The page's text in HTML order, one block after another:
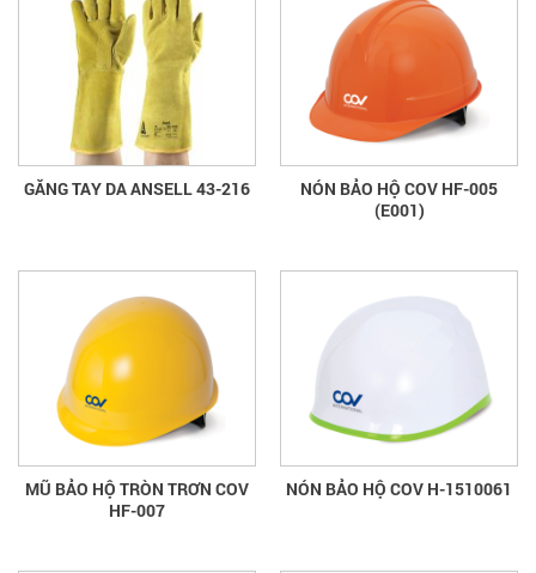
GĂNG TAY DA ANSELL 43-216
NÓN BẢO HỘ COV HF-005
(E001)
MŨ BẢO HỘ TRÒN TRƠN COV
HF-007
NÓN BẢO HỘ COV H-1510061